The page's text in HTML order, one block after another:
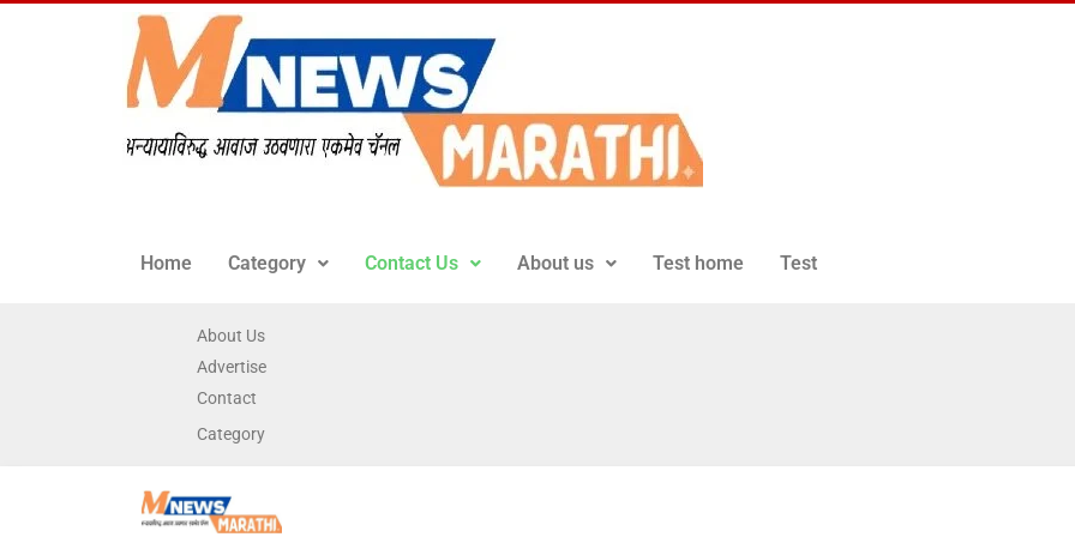
Home Category Contact Us About us Test home Test
About Us
Advertise
Contact
Category